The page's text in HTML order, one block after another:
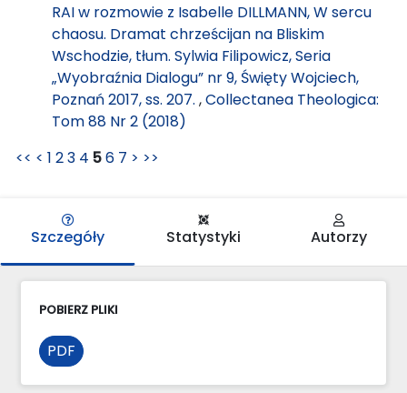
RAI w rozmowie z Isabelle DILLMANN, W sercu
chaosu. Dramat chrześcijan na Bliskim
Wschodzie, tłum. Sylwia Filipowicz, Seria
„Wyobraźnia Dialogu” nr 9, Święty Wojciech,
Poznań 2017, ss. 207. ,Collectanea Theologica:
Tom 88 Nr 2 (2018)
<< < 1 23 4 56 7 > >>
Szczegóły Statystyki Autorzy
POBIERZ PLIKI
PDF